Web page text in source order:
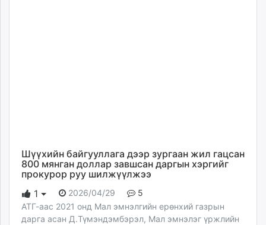
Шүүхийн байгууллага дээр зургаан жил гацсан
800 мянган доллар завшсан даргын хэргийг
прокурор руу шилжүүлжээ
1
2026/04/29
5
АТГ-аас 2021 онд Мал эмнэлгийн ерөнхий газрын
дарга асан Д.Түмэндэмбэрэл, Мал эмнэлэг үржлийн